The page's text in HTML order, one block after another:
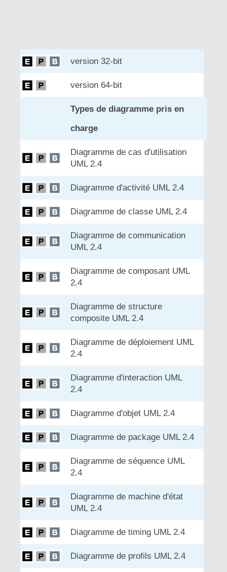
version 32-bit
version 64-bit
Types de diagramme pris en
charge
Diagramme de cas d'utilisation
UML 2.4
Diagramme d'activité UML 2.4
Diagramme de classe UML 2.4
Diagramme de communication
UML 2.4
Diagramme de composant UML
2.4
Diagramme de structure
composite UML 2.4
Diagramme de déploiement UML
2.4
Diagramme d'interaction UML
2.4
Diagramme d'objet UML 2.4
Diagramme de package UML 2.4
Diagramme de séquence UML
2.4
Diagramme de machine d'état
UML 2.4
Diagramme de timing UML 2.4
Diagramme de profils UML 2.4